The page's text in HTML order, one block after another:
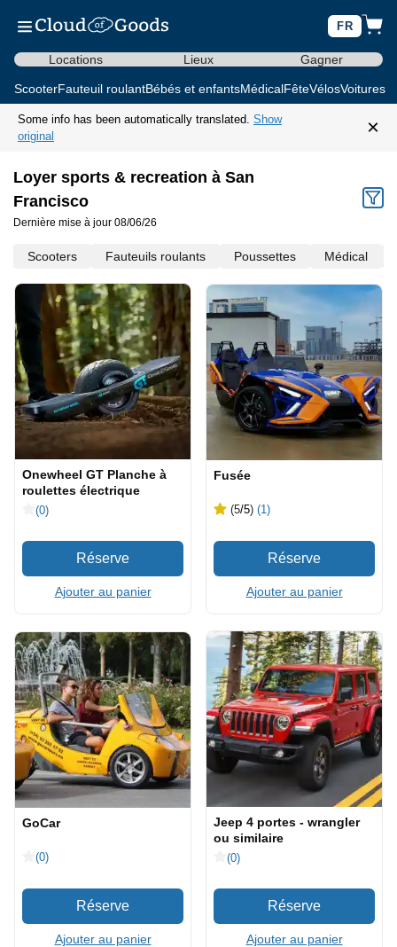
FR
Locations Lieux Gagner
ScooterFauteuil roulantBébés et enfantsMédicalFêteVélosVoitures
Some info has been automatically translated. Show
original
×
Loyer sports & recreation à San
Francisco
Dernière mise à jour 08/06/26
Scooters Fauteuils roulants Poussettes Médical
Onewheel GT Planche à
roulettes électrique
(0)
Ajouter au panier
Fusée
(5/5) (1)
Ajouter au panier
GoCar
(0)
Ajouter au panier
Jeep 4 portes - wrangler
ou similaire
(0)
Ajouter au panier